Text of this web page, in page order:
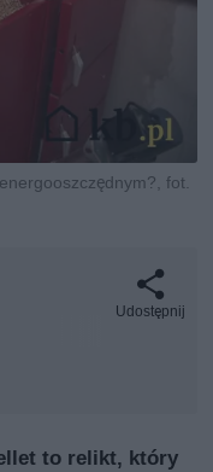
fot.
Udostępnij
to relikt, który